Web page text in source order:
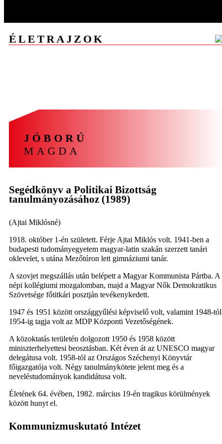
ÉLETRAJZOK
JÓBORÚ
MAGDA
Segédkönyv a Politikai Bizottság
tanulmányozásához (1989)
(Ajtai Miklósné)
1918. október 1-én született. Férje Ajtai Miklós volt. 1941-ben a
budapesti tudományegyetem magyar-latin szakán szerzett tanári
oklevelet, s utána Mezőtúron lett gimnáziumi tanár.
A szovjet megszállás után belépett a Magyar Kommunista Pártba. A
népi kollégiumi mozgalomban, majd a Magyar Nők Demokratikus
Szövetsége főtitkári posztján tevékenykedett.
1947 és 1951 között országgyűlési képviselő volt, valamint 1948-tól
1954-ig tagja volt az MDP Központi Vezetőségének.
A közoktatás területén dolgozott 1950 és 1958 között
miniszterhelyettesi beosztásban. Két éven át az UNESCO magyar
delegátusa volt. 1958-tól az Országos Széchenyi Könyvtár
főigazgatója volt. Négy tanulmánykötete jelent meg és a
neveléstudományok kandidátusa volt.
Életének 64. évében, 1982. március 19-én tragikus körülmények
között hunyt el.
Kommunizmuskutató Intézet